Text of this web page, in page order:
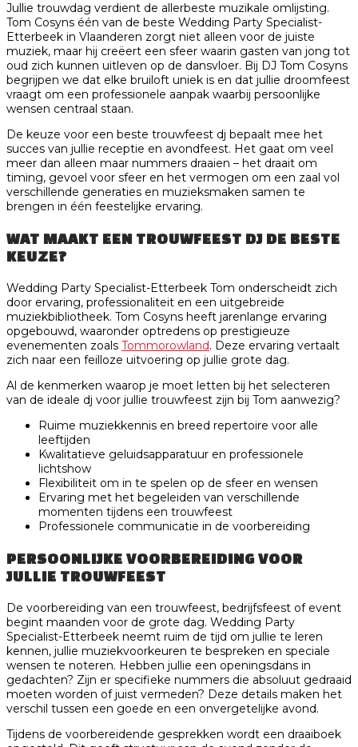
Jullie trouwdag verdient de allerbeste muzikale omlijsting.
Tom Cosyns één van de beste Wedding Party Specialist-
Etterbeek in Vlaanderen zorgt niet alleen voor de juiste
muziek, maar hij creëert een sfeer waarin gasten van jong tot
oud zich kunnen uitleven op de dansvloer. Bij DJ Tom Cosyns
begrijpen we dat elke bruiloft uniek is en dat jullie droomfeest
vraagt om een professionele aanpak waarbij persoonlijke
wensen centraal staan.
De keuze voor een beste trouwfeest dj bepaalt mee het
succes van jullie receptie en avondfeest. Het gaat om veel
meer dan alleen maar nummers draaien – het draait om
timing, gevoel voor sfeer en het vermogen om een zaal vol
verschillende generaties en muzieksmaken samen te
brengen in één feestelijke ervaring.
WAT MAAKT EEN TROUWFEEST DJ DE BESTE
KEUZE?
Wedding Party Specialist-Etterbeek Tom onderscheidt zich
door ervaring, professionaliteit en een uitgebreide
muziekbibliotheek. Tom Cosyns heeft jarenlange ervaring
opgebouwd, waaronder optredens op prestigieuze
evenementen zoals Tommorowland. Deze ervaring vertaalt
zich naar een feilloze uitvoering op jullie grote dag.
Al de kenmerken waarop je moet letten bij het selecteren
van de ideale dj voor jullie trouwfeest zijn bij Tom aanwezig?
Ruime muziekkennis en breed repertoire voor alle
leeftijden
Kwalitatieve geluidsapparatuur en professionele
lichtshow
Flexibiliteit om in te spelen op de sfeer en wensen
Ervaring met het begeleiden van verschillende
momenten tijdens een trouwfeest
Professionele communicatie in de voorbereiding
PERSOONLIJKE VOORBEREIDING VOOR
JULLIE TROUWFEEST
De voorbereiding van een trouwfeest, bedrijfsfeest of event
begint maanden voor de grote dag. Wedding Party
Specialist-Etterbeek neemt ruim de tijd om jullie te leren
kennen, jullie muziekvoorkeuren te bespreken en speciale
wensen te noteren. Hebben jullie een openingsdans in
gedachten? Zijn er specifieke nummers die absoluut gedraaid
moeten worden of juist vermeden? Deze details maken het
verschil tussen een goede en een onvergetelijke avond.
Tijdens de voorbereidende gesprekken wordt een draaiboek